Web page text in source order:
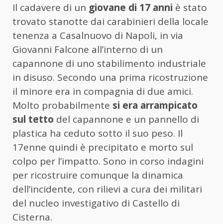
Il cadavere di un giovane di 17 anni è stato
trovato stanotte dai carabinieri della locale
tenenza a Casalnuovo di Napoli, in via
Giovanni Falcone all’interno di un
capannone di uno stabilimento industriale
in disuso. Secondo una prima ricostruzione
il minore era in compagnia di due amici.
Molto probabilmente si era arrampicato
sul tetto del capannone e un pannello di
plastica ha ceduto sotto il suo peso. Il
17enne quindi è precipitato e morto sul
colpo per l’impatto. Sono in corso indagini
per ricostruire comunque la dinamica
dell’incidente, con rilievi a cura dei militari
del nucleo investigativo di Castello di
Cisterna.